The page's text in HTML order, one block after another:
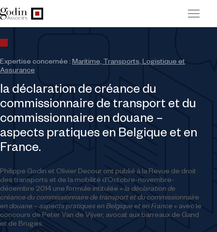
la déclaration de créance du
commissionnaire de transport et du
commissionnaire en douane –
aspects pratiques en Belgique et en
France.
Expertise concernée : Maritime, Transports, Logistique et
Assurance
Philippe Godin et Olivier Decour ont publié à la Revue de droit
des transports et de la mobilité d’Octobre-novembre-
décembre 2014 une formule intitulée « la déclaration de
créance du commissionnaire de transport et du commissionnaire
en douane – aspects pratiques en Belgique et en France » avec le
concours de Peter Van de Vijver, avocat aux barreaux de Gand
et de Bruges.